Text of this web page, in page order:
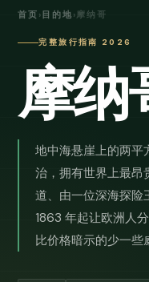
首页 › 目的地 ›摩纳哥
完整旅行指南 2026
摩纳
地中海悬崖上的两平
治，拥有世界上最昂
道、由一位深海探险
1863 年起让欧洲人
比价格暗示的少一些